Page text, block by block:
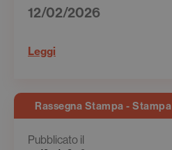
12/02/2026
Leggi
Rassegna Stampa - Stampa
Pubblicato il